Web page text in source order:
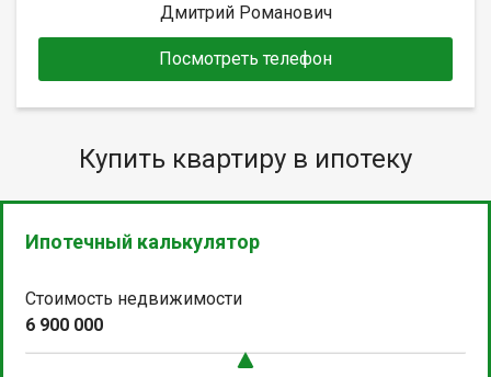
Дмитрий Романович
Посмотреть телефон
Купить квартиру в ипотеку
Ипотечный калькулятор
Стоимость недвижимости
6 900 000